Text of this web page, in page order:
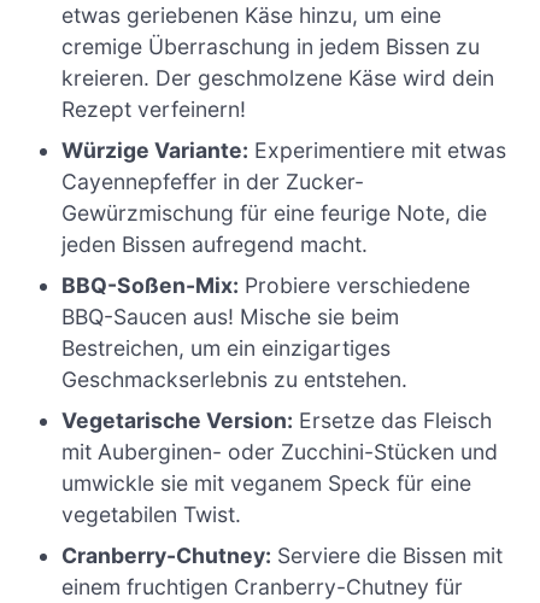
etwas geriebenen Käse hinzu, um eine
cremige Überraschung in jedem Bissen zu
kreieren. Der geschmolzene Käse wird dein
Rezept verfeinern!
Würzige Variante: Experimentiere mit etwas
Cayennepfeffer in der Zucker-
Gewürzmischung für eine feurige Note, die
jeden Bissen aufregend macht.
BBQ-Soßen-Mix: Probiere verschiedene
BBQ-Saucen aus! Mische sie beim
Bestreichen, um ein einzigartiges
Geschmackserlebnis zu entstehen.
Vegetarische Version: Ersetze das Fleisch
mit Auberginen- oder Zucchini-Stücken und
umwickle sie mit veganem Speck für eine
vegetabilen Twist.
Cranberry-Chutney: Serviere die Bissen mit
einem fruchtigen Cranberry-Chutney für